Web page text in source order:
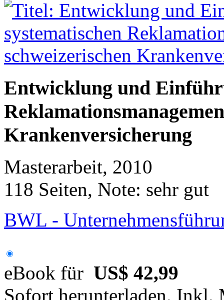
Entwicklung und
Krankenversicherung
Masterarbeit, 2010
118 Seiten, Note: sehr gut
BWL -
eBook für US$ 42,99
Sofort herunterladen. Inkl.